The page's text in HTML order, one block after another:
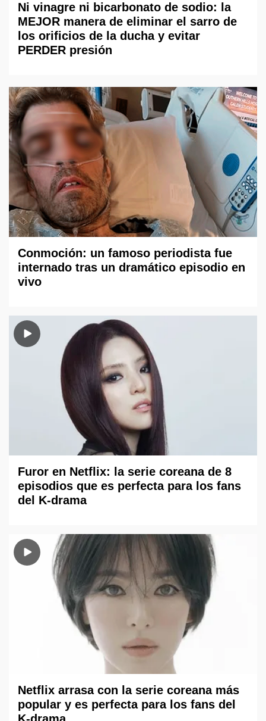
Ni vinagre ni bicarbonato de sodio: la
MEJOR manera de eliminar el sarro de
los orificios de la ducha y evitar
PERDER presión
Conmoción: un famoso periodista fue
internado tras un dramático episodio en
vivo
Furor en Netflix: la serie coreana de 8
episodios que es perfecta para los fans
del K-drama
Netflix arrasa con la serie coreana más
popular y es perfecta para los fans del